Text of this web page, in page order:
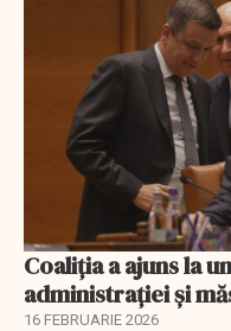
Coaliția a ajuns la
administrației și
16 FEBRUARIE 2026